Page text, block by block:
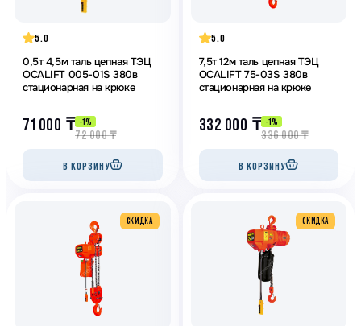
5.0
0,5т 4,5м таль цепная ТЭЦ
OCALIFT 005-01S 380в
стационарная на крюке
71 000 ₸ -1%
72 000₸
В КОРЗИНУ
5.0
7,5т 12м таль цепная ТЭЦ
OCALIFT 75-03S 380в
стационарная на крюке
332 000 ₸ -1%
336 000₸
В КОРЗИНУ
CКИДКА CКИДКА